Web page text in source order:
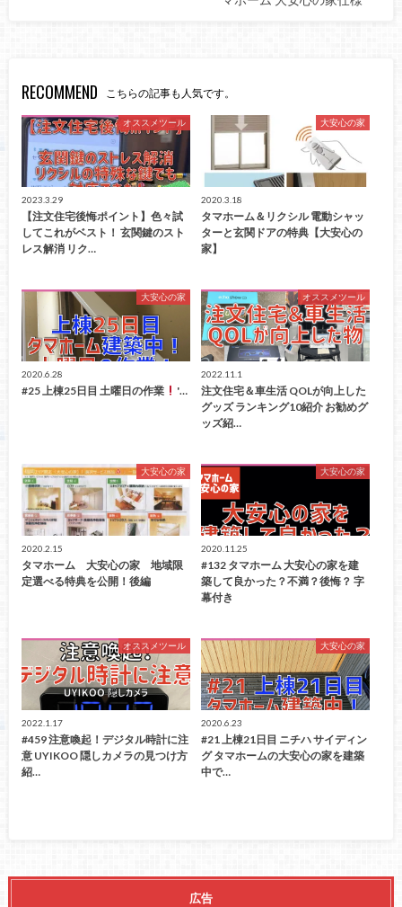
RECOMMEND こちらの記事も人気です。
オススメツール
2023.3.29
【注文住宅後悔ポイント】色々試
してこれがベスト！ 玄関鍵のスト
レス解消 リク…
大安心の家
2020.3.18
タマホーム＆リクシル 電動シャッ
ターと玄関ドアの特典【大安心の
家】
大安心の家
2020.6.28
#25 上棟25日目 土曜日の作業 '…
オススメツール
2022.11.1
注文住宅＆車生活 QOLが向上した
グッズ ランキング10紹介 お勧めグ
ッズ紹…
大安心の家
2020.2.15
タマホーム 大安心の家 地域限
定選べる特典を公開！後編
大安心の家
2020.11.25
#132 タマホーム 大安心の家を建
築して良かった？不満？後悔？ 字
幕付き
オススメツール
2022.1.17
#459 注意喚起！デジタル時計に注
意 UYIKOO 隠しカメラの見つけ方
紹…
大安心の家
2020.6.23
#21 上棟21日目 ニチハ サイディン
グ タマホームの大安心の家を建築
中で…
広告